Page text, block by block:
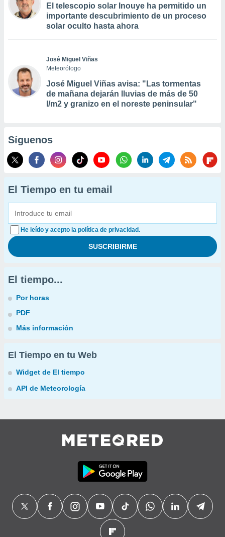
El telescopio solar Inouye ha permitido un
importante descubrimiento de un proceso
solar oculto hasta ahora
José Miguel Viñas
Meteorólogo
José Miguel Viñas avisa: "Las tormentas
de mañana dejarán lluvias de más de 50
l/m2 y granizo en el noreste peninsular"
Síguenos
El Tiempo en tu email
He leído y acepto la política de privacidad.
El tiempo...
Por horas
PDF
Más información
El Tiempo en tu Web
Widget de El tiempo
API de Meteorología